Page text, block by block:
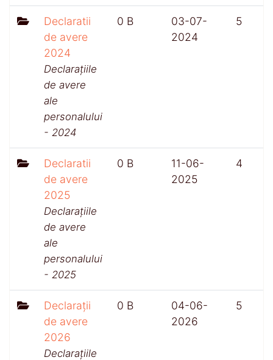
Declaratii
de avere
2024
Declarațiile
de avere
ale
personalului
- 2024
0 B
03-07-
2024
5
Declaratii
de avere
2025
Declarațiile
de avere
ale
personalului
- 2025
0 B
11-06-
2025
4
Declarații
de avere
2026
Declarațiile
0 B
04-06-
2026
5